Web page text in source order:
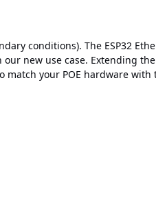
ESP32 Ethernet
new use case. Extending the